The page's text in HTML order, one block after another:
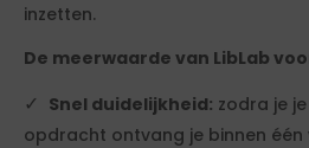
inzetten.
De meerwaarde van LibLab
Snel duidelijkheid: zodra je
opdracht ontvang je binnen